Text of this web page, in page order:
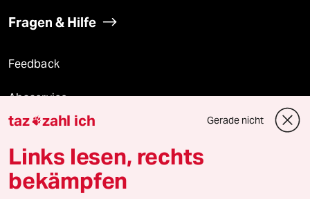
Fragen & Hilfe
Feedback
Aboservice
Downloads für Abonnierende
taz zahl ich Gerade nicht
Links lesen, rechts
bekämpfen